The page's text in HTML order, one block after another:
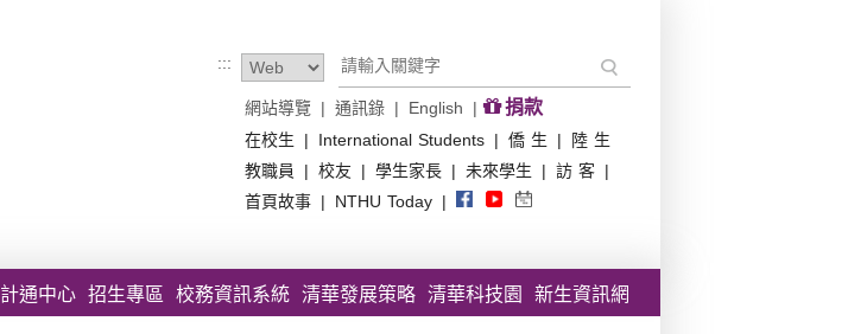
:::
網站導覽 | 通訊錄 | English | 捐款
在校生 | International Students | 僑 生 |
陸 生
教職員
| 校友 | 學生家長 | 未來學生 | 訪 客 |
首頁故事 | NTHU Today |
計通中心 招生專區 校務資訊系統 清華發展策略 清華科技園 新生資訊網